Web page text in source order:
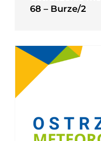
68 – Burze/2